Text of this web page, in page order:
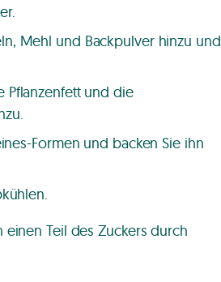
Mehl und Backpulver hinzu und
Pflanzenfett und die
Formen und backen Sie ihn
Teil des Zuckers durch